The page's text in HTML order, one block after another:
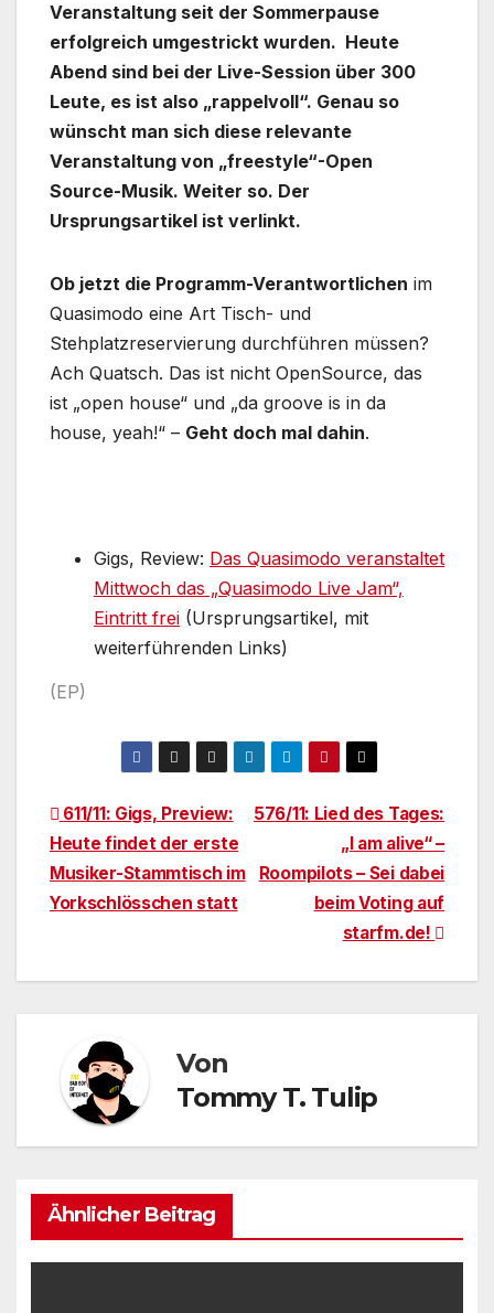
Veranstaltung seit der Sommerpause
erfolgreich umgestrickt wurden. Heute
Abend sind bei der Live-Session über 300
Leute, es ist also „rappelvoll“. Genau so
wünscht man sich diese relevante
Veranstaltung von „freestyle“-Open
Source-Musik. Weiter so. Der
Ursprungsartikel ist verlinkt.
Ob jetzt die Programm-Verantwortlichen im
Quasimodo eine Art Tisch- und
Stehplatzreservierung durchführen müssen?
Ach Quatsch. Das ist nicht OpenSource, das
ist „open house“ und „da groove is in da
house, yeah!“ – Geht doch mal dahin.
Gigs, Review: Das Quasimodo veranstaltet
Mittwoch das „Quasimodo Live Jam“,
Eintritt frei (Ursprungsartikel, mit
weiterführenden Links)
(EP)
Beitragsnavigation
576/11: Lied des Tages:
„I am alive“ –
Roompilots – Sei dabei
beim Voting auf
starfm.de!
611/11: Gigs, Preview:
Heute findet der erste
Musiker-Stammtisch im
Yorkschlösschen statt
Von
Tommy T. Tulip
Ähnlicher Beitrag